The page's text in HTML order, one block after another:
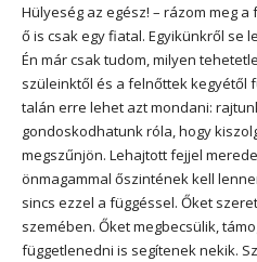
Hülyeség az egész! – rázom meg
ő is csak egy fiatal. Egyikünkről se
Én már csak tudom, milyen
szüleinktől és a felnőttek kegyétől
talán erre lehet azt mondani:
gondoskodhatunk róla, hogy
megszűnjön. Lehajtott fejjel
önmagammal őszintének kell
sincs ezzel a függéssel. Őket
szemében. Őket megbecsülik,
függetlenedni is segítenek nekik.